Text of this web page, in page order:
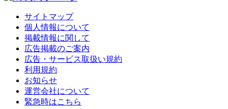
サイトマップ
個人情報について
掲載情報に関して
広告掲載のご案内
広告・サービス取扱い規約
利用規約
お知らせ
運営会社について
緊急時はこちら